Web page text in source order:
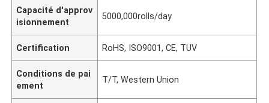
Capacité d'approv
isionnement
5000,000rolls/day
Certification RoHS, ISO9001, CE, TUV
Conditions de pai
ement
T/T, Western Union